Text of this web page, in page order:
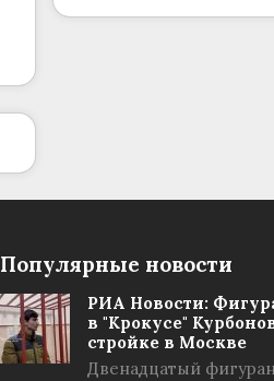
Популярные новости
РИА Новости:
в "Крокусе"
стройке в Москве
Двенадцатый